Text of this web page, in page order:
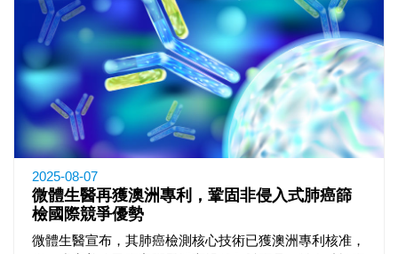
2025-08-07
微體生醫再獲澳洲專利，鞏固非侵入式肺癌篩
檢國際競爭優勢
微體生醫宣布，其肺癌檢測核心技術已獲澳洲專利核准，